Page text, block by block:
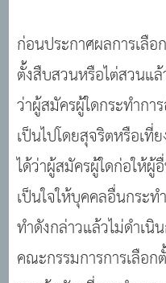
ก่อนประกาศผลการเลื
ตั้งสืบสวนหรือไต่สวนแ
ว่าผู้สมัครผู้ใดกระทำกา
เป็นไปโดยสุจริตหรือเ
ได้ว่าผู้สมัครผู้ใดก่อให้
เป็นใจให้บุคคลอื่นกระท
ทำดังกล่าวแล้วไม่ดำเนิ
คณะกรรมการการเลือ